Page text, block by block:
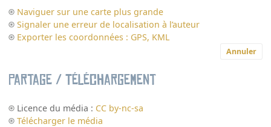
Naviguer sur une carte plus grande
Signaler une erreur de localisation à l’auteur
Exporter les coordonnées : GPS, KML
Annuler
Partage / Téléchargement
Licence du média : CC by-nc-sa
Télécharger le média